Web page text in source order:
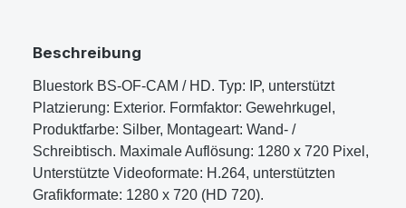
Beschreibung
Bluestork BS-OF-CAM / HD. Typ: IP, unterstützt
Platzierung: Exterior. Formfaktor: Gewehrkugel,
Produktfarbe: Silber, Montageart: Wand- /
Schreibtisch. Maximale Auflösung: 1280 x 720 Pixel,
Unterstützte Videoformate: H.264, unterstützten
Grafikformate: 1280 x 720 (HD 720).